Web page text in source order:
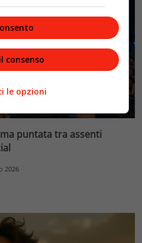
puntata tra assenti
2026
consenso
le opzioni